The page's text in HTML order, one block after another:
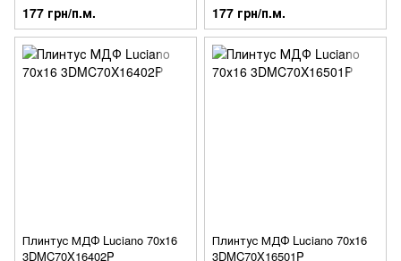
177 грн/п.м. 177 грн/п.м.
Плинтус МДФ Luciano 70х16
3DMC70X16402P
Плинтус МДФ Luciano 70х16
3DMC70X16501P